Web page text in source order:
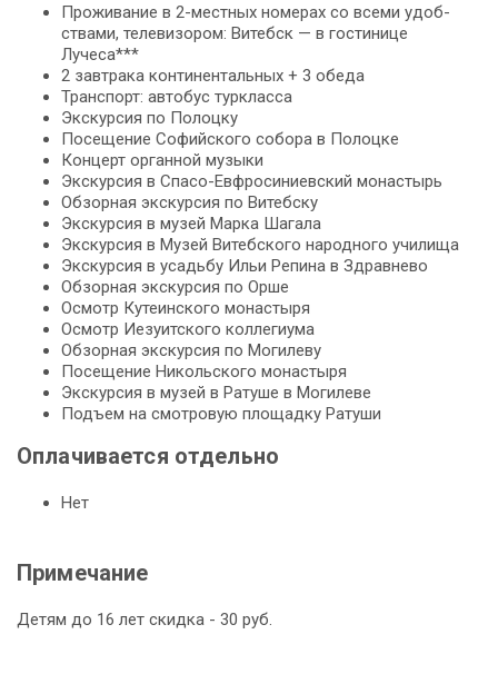
Про­жи­ва­ние в 2-местных но­ме­рах со все­ми удоб­
ства­ми, те­ле­ви­зо­ром: Ви­тебск — в го­сти­ни­це
Лучеса***
2 зав­тра­ка континентальных + 3 обе­да
Транс­порт: ав­то­бус турк­лас­са
Экс­кур­сия по Полоцку
По­се­ще­ние Со­фий­ско­го со­бо­ра в По­лоц­ке
Концерт органной му­зы­ки
Экс­кур­сия в Спасо-Евфросиниевский мо­на­стырь
Об­зор­ная экскурсия по Ви­теб­ску
Экс­кур­сия в му­зей Мар­ка Ша­га­ла
Экс­кур­сия в Музей Витебского на­род­но­го училища
Экс­кур­сия в усадь­бу Ильи Ре­пи­на в Здрав­не­во
Об­зор­ная экскурсия по Орше
Осмотр Кутеинского мо­на­сты­ря
Осмотр Иезуитского кол­ле­ги­ума
Об­зор­ная экскурсия по Мо­ги­ле­ву
По­се­ще­ние Ни­коль­ско­го мо­на­сты­ря
Экс­кур­сия в му­зей в Ра­ту­ше в Могилеве
Подъем на смот­ро­вую пло­щад­ку Ра­ту­ши
Оплачивается отдельно
Нет
Примечание
Детям до 16 лет скидка - 30 руб.